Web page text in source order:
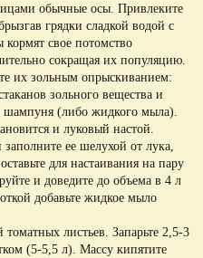
обычные осы. Привлеките
грядки сладкой водой с
свое потомство
сокращая их популяцию.
их зольным опрыскиванием:
зольного вещества и
шампуня (либо жидкого мыла).
и луковый настой.
ее шелухой от лука,
для настаивания на пару
и доведите до объема в 4 л
добавьте жидкое мыло
листьев. Запарьте 2,5-3
(5-5,5 л). Массу кипятите